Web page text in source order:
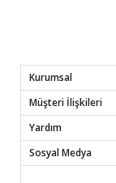
Kurumsal
Müşteri İlişkileri
Yardım
Sosyal Medya